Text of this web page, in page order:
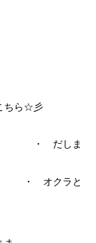
ちら☆彡
だしま
クラと